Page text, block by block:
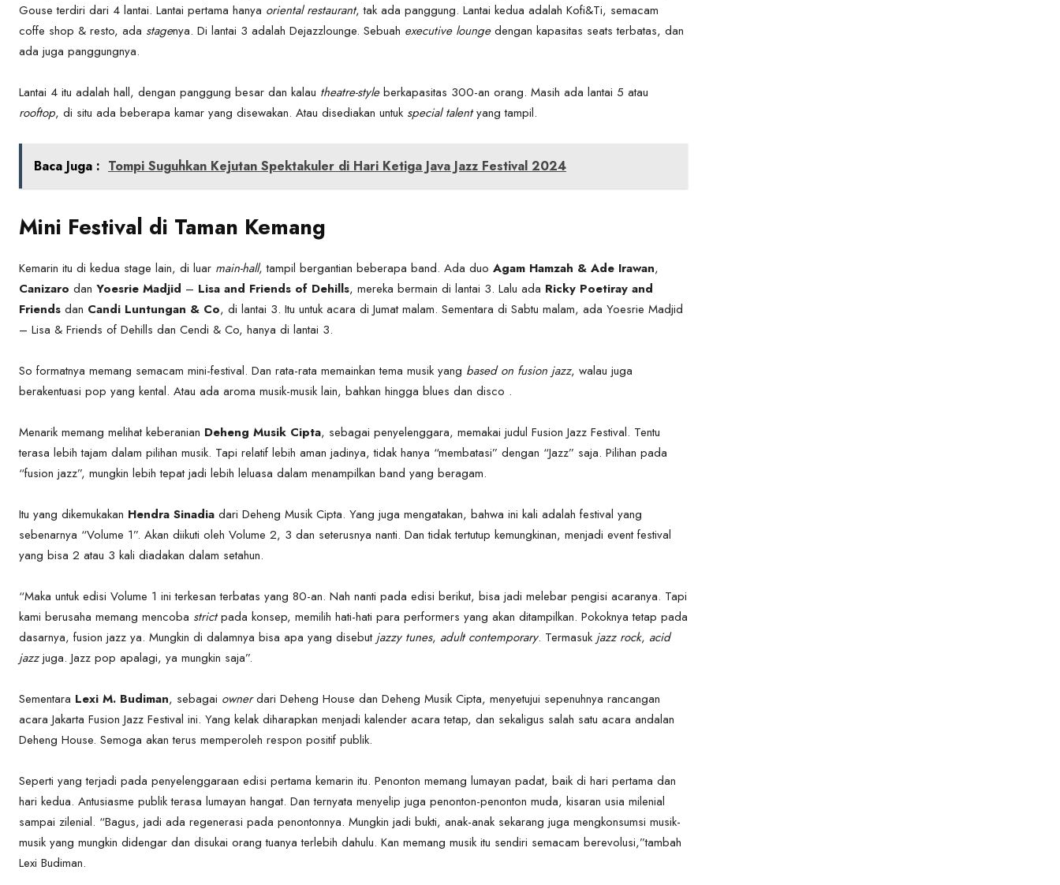
Gouse terdiri dari 4 lantai. Lantai pertama hanya oriental restaurant, tak ada panggung. Lantai kedua adalah Kofi&Ti, semacam
coffe shop & resto, ada stagenya. Di lantai 3 adalah Dejazzlounge. Sebuah executive loungedengan kapasitas seats terbatas, dan
ada juga panggungnya.
Lantai 4 itu adalah hall, dengan panggung besar dan kalau theatre-styleberkapasitas 300-an orang. Masih ada lantai 5 atau
rooftop, di situ ada beberapa kamar yang disewakan. Atau disediakan untuk special talentyang tampil.
Baca Juga : Tompi Suguhkan Kejutan Spektakuler di Hari Ketiga Java Jazz Festival 2024
Mini Festival di Taman Kemang
Kemarin itu di kedua stage lain, di luar main-hall, tampil bergantian beberapa band. Ada duo Agam Hamzah & Ade Irawan,
Canizaro dan Yoesrie Madjid – Lisa and Friends of Dehills, mereka bermain di lantai 3. Lalu ada Ricky Poetiray and
Friends dan Candi Luntungan & Co, di lantai 3. Itu untuk acara di Jumat malam. Sementara di Sabtu malam, ada Yoesrie Madjid
– Lisa & Friends of Dehills dan Cendi & Co, hanya di lantai 3.
So formatnya memang semacam mini-festival. Dan rata-rata memainkan tema musik yang based on fusion jazz, walau juga
berakentuasi pop yang kental. Atau ada aroma musik-musik lain, bahkan hingga blues dan disco .
Menarik memang melihat keberanian Deheng Musik Cipta, sebagai penyelenggara, memakai judul Fusion Jazz Festival. Tentu
terasa lebih tajam dalam pilihan musik. Tapi relatif lebih aman jadinya, tidak hanya “membatasi” dengan “Jazz” saja. Pilihan pada
“fusion jazz”, mungkin lebih tepat jadi lebih leluasa dalam menampilkan band yang beragam.
Itu yang dikemukakan Hendra Sinadia dari Deheng Musik Cipta. Yang juga mengatakan, bahwa ini kali adalah festival yang
sebenarnya “Volume 1”. Akan diikuti oleh Volume 2, 3 dan seterusnya nanti. Dan tidak tertutup kemungkinan, menjadi event festival
yang bisa 2 atau 3 kali diadakan dalam setahun.
“Maka untuk edisi Volume 1 ini terkesan terbatas yang 80-an. Nah nanti pada edisi berikut, bisa jadi melebar pengisi acaranya. Tapi
kami berusaha memang mencoba strictpada konsep, memilih hati-hati para performers yang akan ditampilkan. Pokoknya tetap pada
dasarnya, fusion jazz ya. Mungkin di dalamnya bisa apa yang disebut jazzy tunes, adult contemporary. Termasuk jazz rock, acid
jazzjuga. Jazz pop apalagi, ya mungkin saja”.
Sementara Lexi M. Budiman, sebagai ownerdari Deheng House dan Deheng Musik Cipta, menyetujui sepenuhnya rancangan
acara Jakarta Fusion Jazz Festival ini. Yang kelak diharapkan menjadi kalender acara tetap, dan sekaligus salah satu acara andalan
Deheng House. Semoga akan terus memperoleh respon positif publik.
Seperti yang terjadi pada penyelenggaraan edisi pertama kemarin itu. Penonton memang lumayan padat, baik di hari pertama dan
hari kedua. Antusiasme publik terasa lumayan hangat. Dan ternyata menyelip juga penonton-penonton muda, kisaran usia milenial
sampai zilenial. “Bagus, jadi ada regenerasi pada penontonnya. Mungkin jadi bukti, anak-anak sekarang juga mengkonsumsi musik-
musik yang mungkin didengar dan disukai orang tuanya terlebih dahulu. Kan memang musik itu sendiri semacam berevolusi,”tambah
Lexi Budiman.